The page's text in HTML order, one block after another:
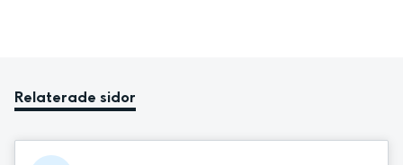
Relaterade sidor